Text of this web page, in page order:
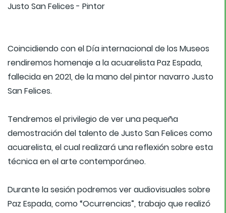
Justo San Felices - Pintor
Coincidiendo con el Día internacional de los Museos
rendiremos homenaje a la acuarelista Paz Espada,
fallecida en 2021, de la mano del pintor navarro Justo
San Felices.
Tendremos el privilegio de ver una pequeña
demostración del talento de Justo San Felices como
acuarelista, el cual realizará una reflexión sobre esta
técnica en el arte contemporáneo.
Durante la sesión podremos ver audiovisuales sobre
Paz Espada, como “Ocurrencias”, trabajo que realizó